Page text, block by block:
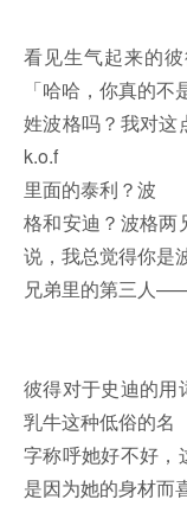
看见生气起来的
「哈哈，你真的不
姓波格吗？我对这
k.o.f
里面的泰利？波
格和安迪？波格两
说，我总觉得你是
兄弟里的第三人
彼得对于史迪的用
乳牛这种低俗的名
字称呼她好不好，
是因为她的身材而